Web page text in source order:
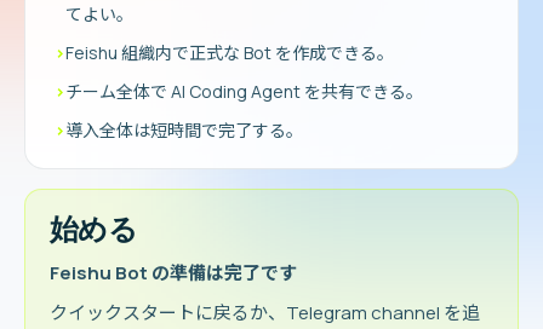
てよい。
›Feishu 組織内で正式な Bot を作成できる。
›チーム全体で AI Coding Agent を共有できる。
›導入全体は短時間で完了する。
始める
Feishu Bot の準備は完了です
クイックスタートに戻るか、Telegram channel を追